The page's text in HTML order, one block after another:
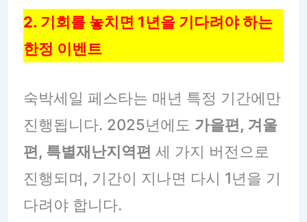
2. 기회를 놓치면 1년을 기다려야 하는
한정 이벤트
숙박세일 페스타는 매년 특정 기간에만
진행됩니다. 2025년에도 가을편, 겨울
편, 특별재난지역편 세 가지 버전으로
진행되며, 기간이 지나면 다시 1년을 기
다려야 합니다.